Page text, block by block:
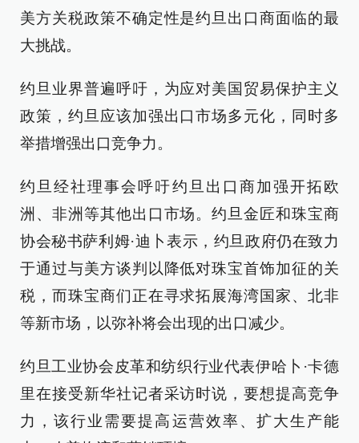
美方关税政策不确定性是约旦出口商面临的最
大挑战。
约旦业界普遍呼吁，为应对美国贸易保护主义
政策，约旦应该加强出口市场多元化，同时多
举措增强出口竞争力。
约旦经社理事会呼吁约旦出口商加强开拓欧
洲、非洲等其他出口市场。约旦金匠和珠宝商
协会秘书萨利姆·迪卜表示，约旦政府仍在致力
于通过与美方谈判以降低对珠宝首饰加征的关
税，而珠宝商们正在寻求拓展海湾国家、北非
等新市场，以弥补将会出现的出口减少。
约旦工业协会皮革和纺织行业代表伊哈卜·卡德
里在接受新华社记者采访时说，要想提高竞争
力，该行业需要提高运营效率、扩大生产能